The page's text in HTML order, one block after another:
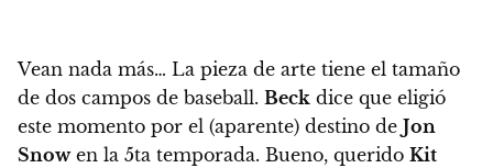
Vean nada más… La pieza de arte tiene el tamaño
de dos campos de baseball. Beck dice que eligió
este momento por el (aparente) destino de Jon
Snowen la 5ta temporada. Bueno, querido Kit